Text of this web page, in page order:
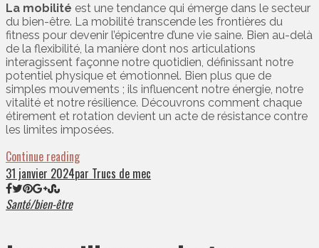
La mobilité est une tendance qui émerge dans le secteur
du bien-être. La mobilité transcende les frontières du
fitness pour devenir l’épicentre d’une vie saine. Bien au-delà
de la flexibilité, la manière dont nos articulations
interagissent façonne notre quotidien, définissant notre
potentiel physique et émotionnel. Bien plus que de
simples mouvements ; ils influencent notre énergie, notre
vitalité et notre résilience. Découvrons comment chaque
étirement et rotation devient un acte de résistance contre
les limites imposées.
Continue reading
31 janvier 2024par Trucs de mec
Santé/bien-être